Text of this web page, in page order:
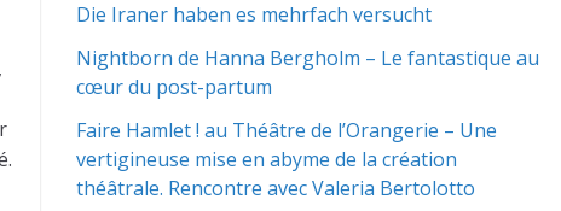
Die Iraner haben es mehrfach versucht
Nightborn de Hanna Bergholm – Le fantastique au
cœur du post-partum
Faire Hamlet ! au Théâtre de l’Orangerie – Une
vertigineuse mise en abyme de la création
théâtrale. Rencontre avec Valeria Bertolotto